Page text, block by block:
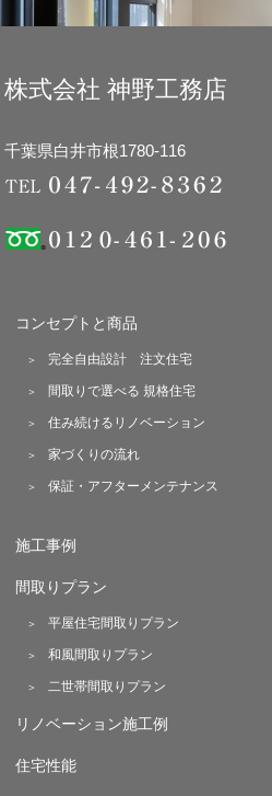
株式会社 神野工務店
千葉県白井市根1780-116
コンセプトと商品
完全自由設計 注文住宅
間取りで選べる 規格住宅
住み続けるリノベーション
家づくりの流れ
保証・アフターメンテナンス
施工事例
間取りプラン
平屋住宅間取りプラン
和風間取りプラン
二世帯間取りプラン
リノベーション施工例
住宅性能